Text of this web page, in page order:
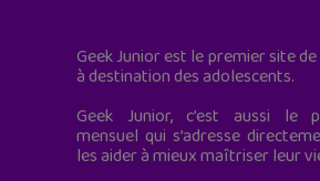
Geek Junior est le premier site
à destination des adolescents.
Geek Junior, c’est aussi le
mensuel qui s’adresse
les aider à mieux maîtriser leur